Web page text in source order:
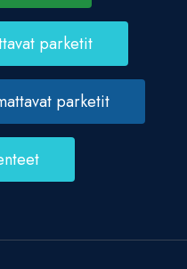
parketit
parketit